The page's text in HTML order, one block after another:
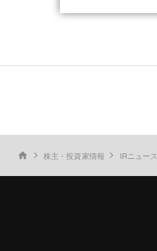
home 株主・投資家情報 IRニュース